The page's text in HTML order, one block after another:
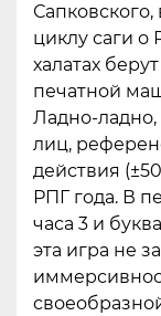
циклу саги
халатах
печатной
Ладно-ладно,
лиц,
действия
РПГ года. В
часа 3 и
эта игра не